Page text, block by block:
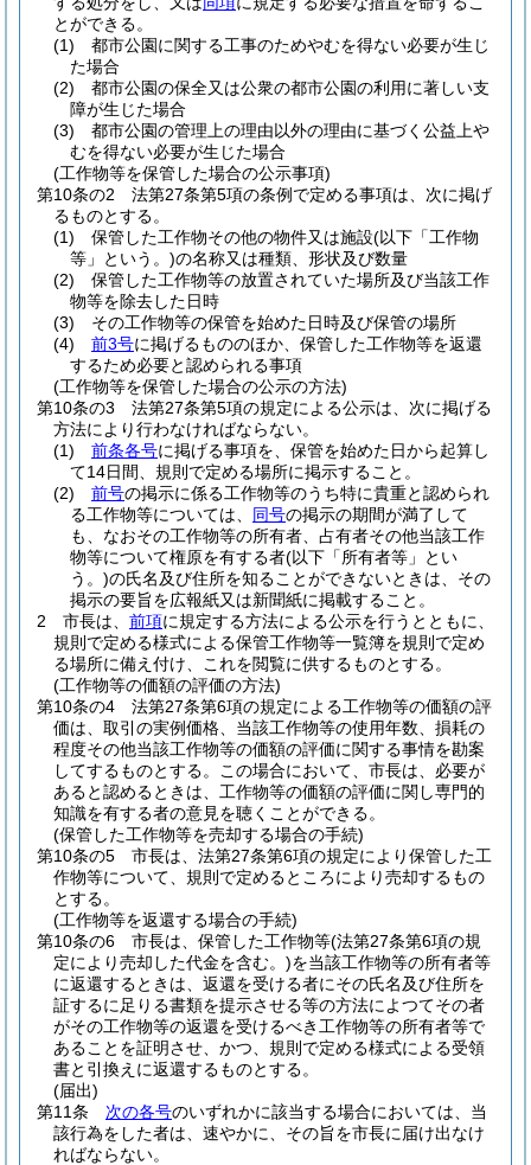
とができる。
(1)
都市公園に関する工事のためやむを得ない必要が生じ
た場合
(2)
都市公園の保全又は公衆の都市公園の利用に著しい支
障が生じた場合
(3)
都市公園の管理上の理由以外の理由に基づく公益上や
むを得ない必要が生じた場合
(工作物等を保管した場合の公示事項)
第10条の2
法第27条第5項の条例で定める事項は、次に掲げ
るものとする。
(1)
保管した工作物その他の物件又は施設(以下「工作物
等」という。)の名称又は種類、形状及び数量
(2)
保管した工作物等の放置されていた場所及び当該工作
物等を除去した日時
(3)
その工作物等の保管を始めた日時及び保管の場所
(4)
前3号に掲げるもののほか、保管した工作物等を返還
するため必要と認められる事項
(工作物等を保管した場合の公示の方法)
第10条の3
法第27条第5項の規定による公示は、次に掲げる
方法により行わなければならない。
(1)
前条各号に掲げる事項を、保管を始めた日から起算し
て14日間、規則で定める場所に掲示すること。
(2)
前号の掲示に係る工作物等のうち特に貴重と認められ
る工作物等については、 同号の掲示の期間が満了して
も、なおその工作物等の所有者、占有者その他当該工作
物等について権原を有する者(以下「所有者等」とい
う。)の氏名及び住所を知ることができないときは、その
掲示の要旨を広報紙又は新聞紙に掲載すること。
2
市長は、 前項に規定する方法による公示を行うとともに、
規則で定める様式による保管工作物等一覧簿を規則で定め
る場所に備え付け、これを閲覧に供するものとする。
(工作物等の価額の評価の方法)
第10条の4
法第27条第6項の規定による工作物等の価額の評
価は、取引の実例価格、当該工作物等の使用年数、損耗の
程度その他当該工作物等の価額の評価に関する事情を勘案
してするものとする。
この場合において、市長は、必要が
あると認めるときは、工作物等の価額の評価に関し専門的
知識を有する者の意見を聴くことができる。
(保管した工作物等を売却する場合の手続)
第10条の5
市長は、法第27条第6項の規定により保管した工
作物等について、規則で定めるところにより売却するもの
とする。
(工作物等を返還する場合の手続)
第10条の6
市長は、保管した工作物等(法第27条第6項の規
定により売却した代金を含む。)を当該工作物等の所有者等
に返還するときは、返還を受ける者にその氏名及び住所を
証するに足りる書類を提示させる等の方法によつてその者
がその工作物等の返還を受けるべき工作物等の所有者等で
あることを証明させ、かつ、規則で定める様式による受領
書と引換えに返還するものとする。
(届出)
第11条
次の各号のいずれかに該当する場合においては、当
該行為をした者は、速やかに、その旨を市長に届け出なけ
ればならない。